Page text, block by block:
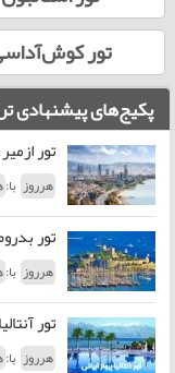
تور
پکیج‌های پیشنهادی
تور ازمیر
هرروز با:
تور بدروم
هرروز با:
تور
هرروز با: